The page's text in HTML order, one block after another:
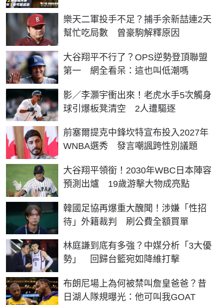
樂天二軍投手不足？捕手余新喆連2天
幫忙吃局數 曾豪駒解釋原因
大谷翔平不行了？OPS逆勢登頂聯盟
第一 網全看呆：這也叫低潮嗎
影／李灝宇衝出來！老虎水手5次觸身
球引爆板凳清空 2人遭驅逐
前塞爾提克中鋒坎特宣布投入2027年
WNBA選秀 發言嘲諷跨性別議題
大谷翔平領銜！2030年WBC日本陣容
預測出爐 19歲游擊大物成亮點
韓國足協再爆重大醜聞！涉嫌「性招
待」外籍裁判 刷公費全額買單
林庭謙到底有多強？中媒分析「3大優
勢」 回歸台籃宛如降維打擊
布朗尼場上為何被禁叫詹皇爸爸？昔
日湖人隊規曝光：他可叫我GOAT